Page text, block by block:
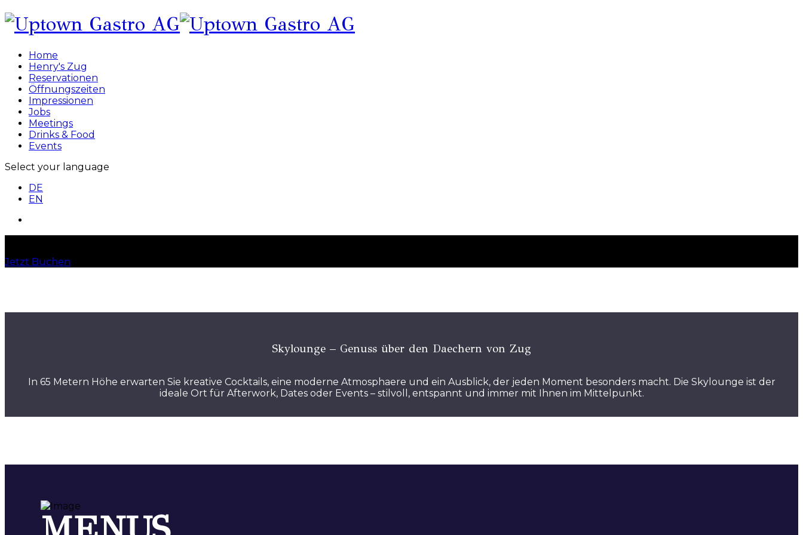
Home
Henry's Zug
Reservationen
Öffnungszeiten
Impressionen
Jobs
Meetings
Drinks & Food
Events
Select your language
DE
EN
Jetzt Buchen
Skylounge – Genuss über den Daechern von Zug
In 65 Metern Höhe erwarten Sie kreative Cocktails, eine moderne Atmosphaere und ein Ausblick, der jeden Moment besonders macht. Die Skylounge ist der
ideale Ort für Afterwork, Dates oder Events – stilvoll, entspannt und immer mit Ihnen im Mittelpunkt.